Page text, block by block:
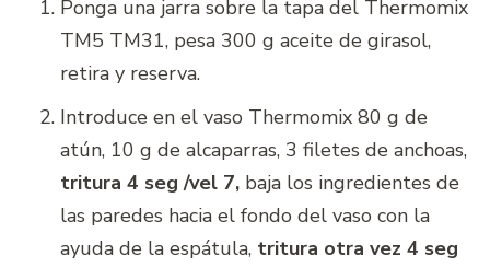
Ponga una jarra sobre la tapa del Thermomix
TM5 TM31, pesa 300 g aceite de girasol,
retira y reserva.
Introduce en el vaso Thermomix 80 g de
atún, 10 g de alcaparras, 3 filetes de anchoas,
tritura 4 seg /vel 7, baja los ingredientes de
las paredes hacia el fondo del vaso con la
ayuda de la espátula, tritura otra vez 4 seg